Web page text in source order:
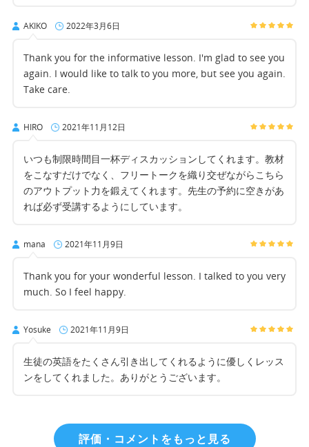
AKIKO 2022年3月6日
Thank you for the informative lesson. I'm glad to see you
again. I would like to talk to you more, but see you again.
Take care.
HIRO 2021年11月12日
いつも制限時間目一杯ディスカッションしてくれます。教材
をこなすだけでなく、フリートークを織り交ぜながらこちら
のアウトプット力を鍛えてくれます。先生の予約に空きがあ
れば必ず受講するようにしています。
mana 2021年11月9日
Thank you for your wonderful lesson. I talked to you very
much. So I feel happy.
Yosuke 2021年11月9日
生徒の英語をたくさん引き出してくれるように優しくレッス
ンをしてくれました。ありがとうございます。
評価・コメントをもっと見る